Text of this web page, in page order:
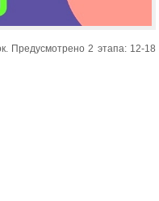
Предусмотрено 2 этапа: 12-18